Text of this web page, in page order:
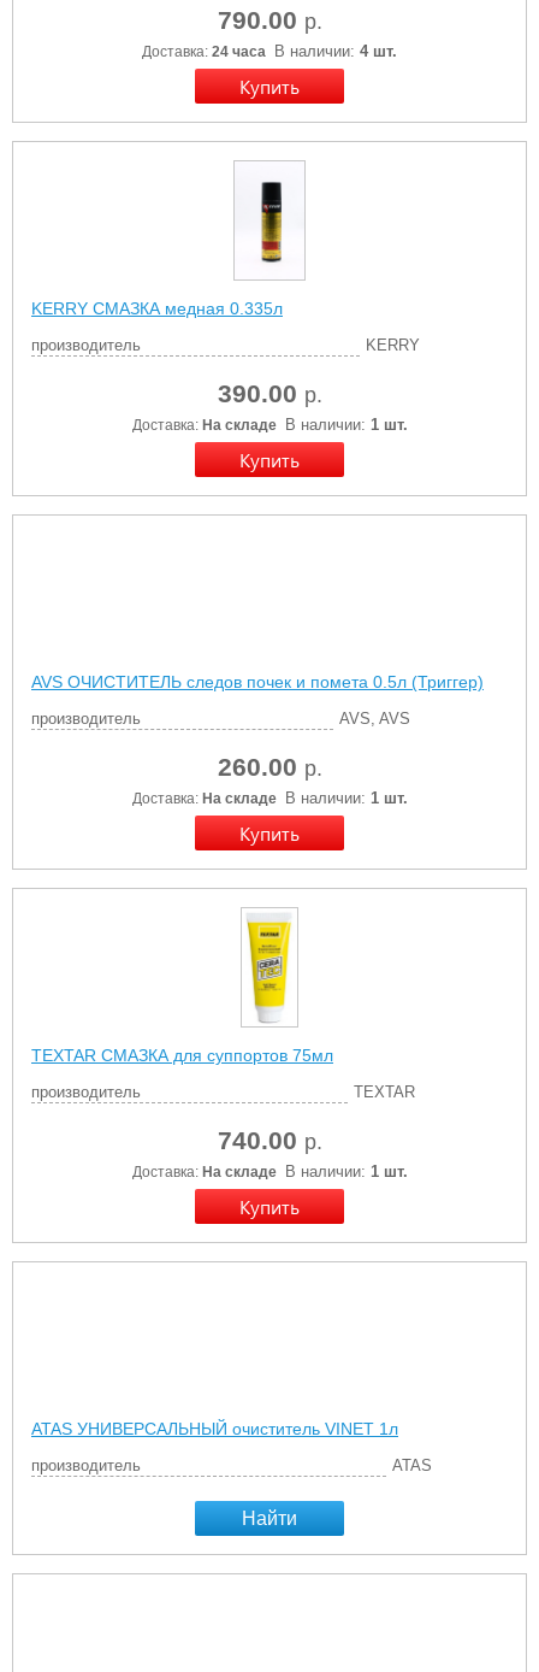
790.00 р.
Доставка: 24 часа В наличии: 4 шт.
KERRY СМАЗКА медная 0.335л
производитель KERRY
390.00 р.
Доставка: На складе В наличии: 1 шт.
AVS ОЧИСТИТЕЛЬ следов почек и помета 0.5л (Триггер)
производитель AVS, AVS
260.00 р.
Доставка: На складе В наличии: 1 шт.
TEXTAR СМАЗКА для суппортов 75мл
производитель TEXTAR
740.00 р.
Доставка: На складе В наличии: 1 шт.
ATAS УНИВЕРСАЛЬНЫЙ очиститель VINET 1л
производитель ATAS
Найти